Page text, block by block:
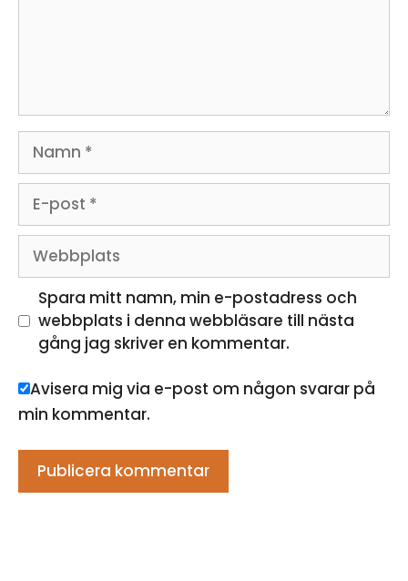
post
Webbplats
Spara mitt namn, min e-postadress och
webbplats i denna webbläsare till nästa
gång jag skriver en kommentar.
Avisera mig via e-post om någon svarar på
min kommentar.